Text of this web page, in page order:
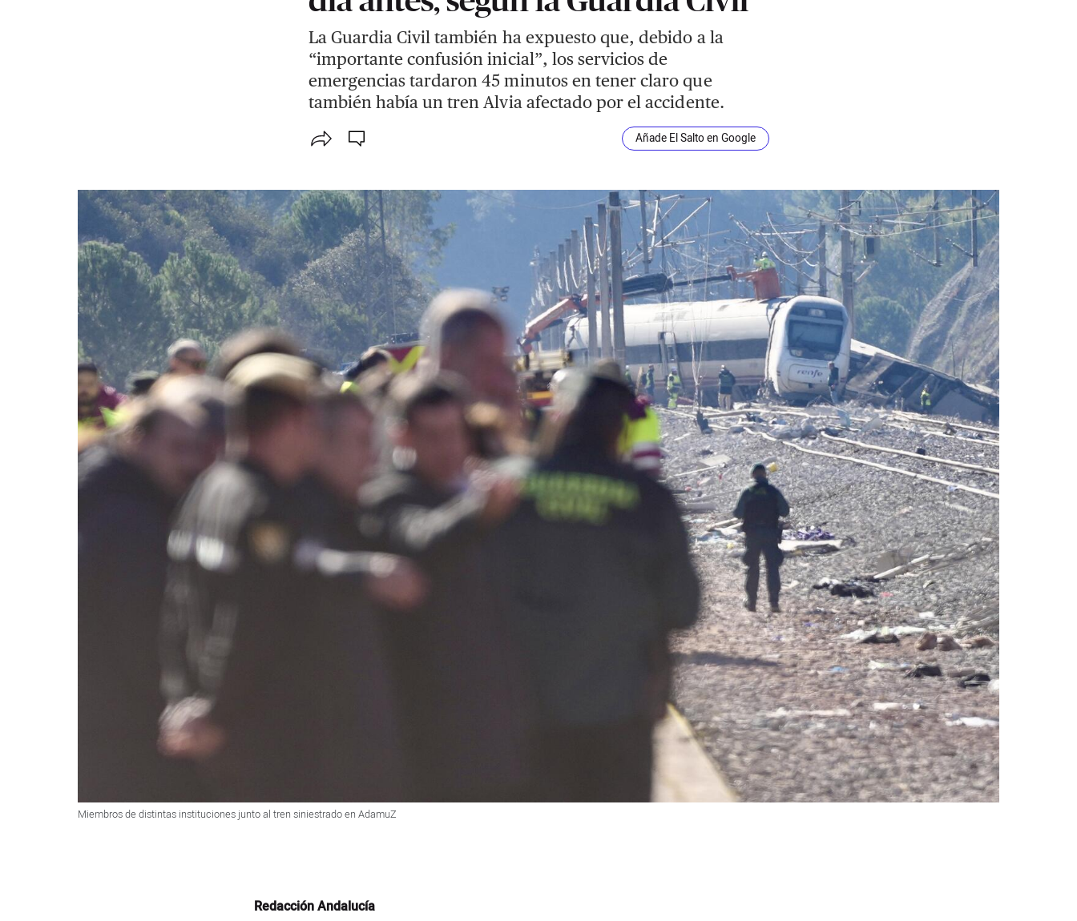
La Guardia Civil también ha expuesto que, debido a la
“importante confusión inicial”, los servicios de
emergencias tardaron 45 minutos en tener claro que
también había un tren Alvia afectado por el accidente.
Añade El Salto en Google
Miembros de distintas instituciones junto al tren siniestrado en AdamuZ
Redacción Andalucía